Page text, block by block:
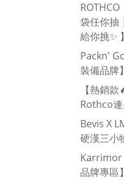
ROTHCO
袋任你抽
給你挑✨ 】
Packn'
裝備品牌】
【熱銷款
Rothco
Bevis X
硬漢三小
Karrimor
品牌專區】